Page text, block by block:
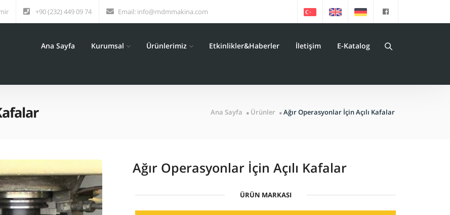
+90 (232) 449 09 74 Email: info@mdmmakina.com
Ana Sayfa Kurumsal Ürünlerimiz Etkinlikler&Haberler İletişim E-Katalog
Ana Sayfa Ürünler Ağır Operasyonlar İçin Açılı Kafalar
Ağır Operasyonlar İçin Açılı Kafalar
ÜRÜN MARKASI